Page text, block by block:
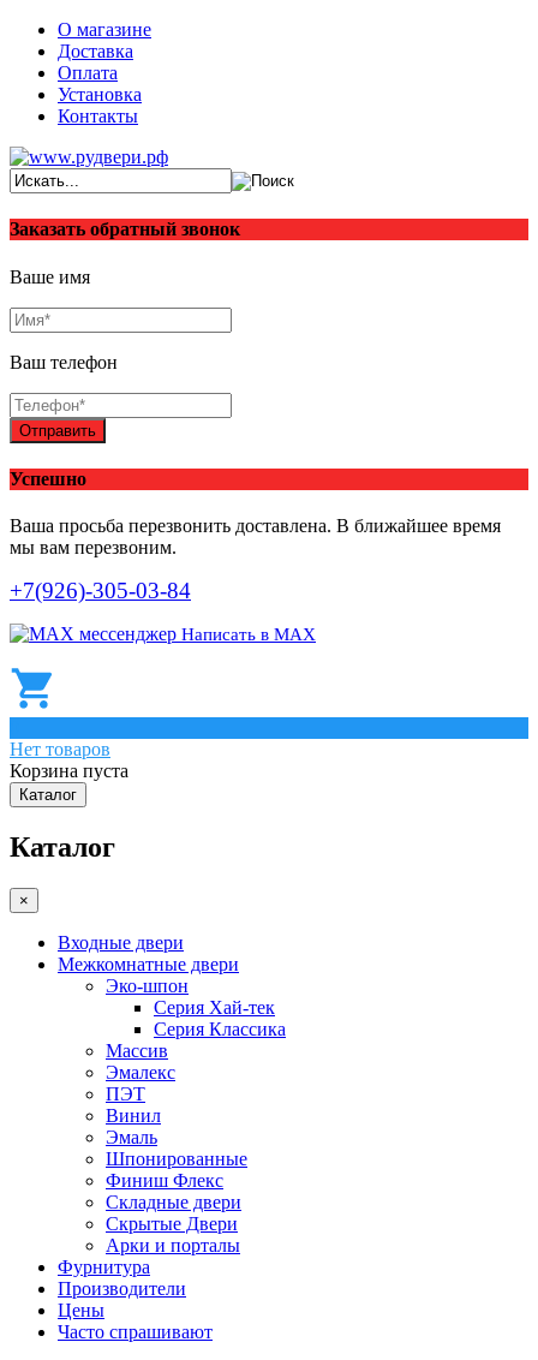
О магазине
Доставка
Оплата
Установка
Контакты
Заказать обратный звонок
Ваше имя
Ваш телефон
Отправить
Успешно
Ваша просьба перезвонить доставлена. В ближайшее время
мы вам перезвоним.
+7(926)-305-03-84
Написать в МАХ
Нет товаров
Корзина пуста
Каталог
Каталог
×
Входные двери
Межкомнатные двери
Эко-шпон
Серия Хай-тек
Серия Классика
Массив
Эмалекс
ПЭТ
Винил
Эмаль
Шпонированные
Финиш Флекс
Складные двери
Скрытые Двери
Арки и порталы
Фурнитура
Производители
Цены
Часто спрашивают